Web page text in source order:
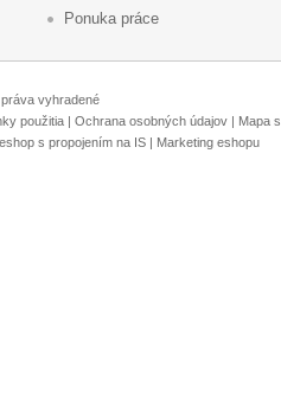
Ponuka práce
vyhradené
použitia | Ochrana osobných údajov | Mapa
s propojením na IS | Marketing eshopu